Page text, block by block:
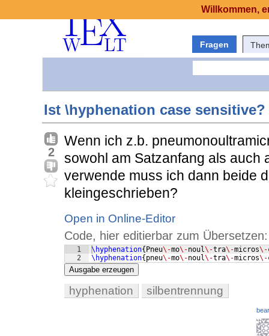
Fragen
Ist \hyphenation case sensitive?
2
Wenn ich z.b.
sowohl am Satzanfang als auch
verwende muss ich dann beide
kleingeschrieben?
Open in Online-Editor
Code, hier editierbar zum Übersetzen:
1
2
\hyphenation{ Pneu\-mo\-noul\-tra\-micros\-
\hyphenation{ pneu\-mo\-noul\-tra\-micros\-
Ausgabe erzeugen
hyphenation silbentrennung
Willkommen,